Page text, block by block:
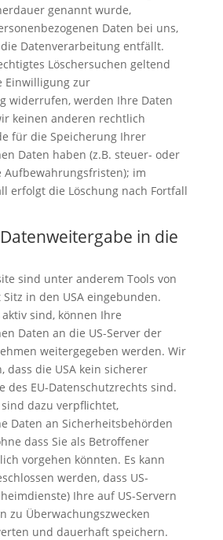
genannt wurde,
Daten bei uns,
Datenverarbeitung entfällt.
Löschersuchen geltend
Einwilligung zur
widerrufen, werden Ihre Daten
keinen anderen rechtlich
für die Speicherung Ihrer
Daten haben (z.B. steuer- oder
Aufbewahrungsfristen); im
erfolgt die Löschung nach Fortfall
in die
sind unter anderem Tools von
in den USA eingebunden.
sind, können Ihre
Daten an die US-Server der
weitergegeben werden. Wir
dass die USA kein sicherer
des EU-Datenschutzrechts sind.
dazu verpflichtet,
Daten an Sicherheitsbehörden
dass Sie als Betroffener
vorgehen könnten. Es kann
werden, dass US-
Ihre auf US-Servern
zu Überwachungszwecken
und dauerhaft speichern.